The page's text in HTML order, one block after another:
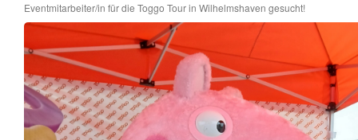
Eventmitarbeiter/in für die Toggo Tour in Wilhelmshaven gesucht!